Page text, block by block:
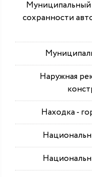
Муниципальный
сохранности
Наружная
Находка -